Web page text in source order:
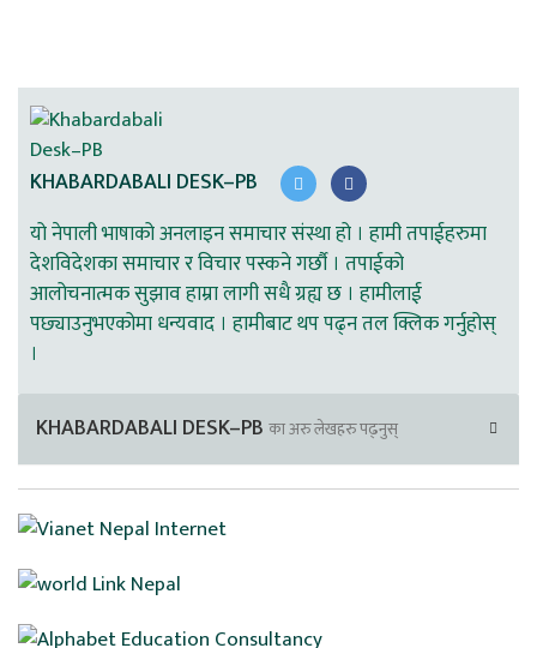
KHABARDABALI DESK–PB
यो नेपाली भाषाको अनलाइन समाचार संस्था हो । हामी तपाईहरुमा
देशविदेशका समाचार र विचार पस्कने गर्छौ । तपाईको
आलोचनात्मक सुझाव हाम्रा लागी सधै ग्रह्य छ । हामीलाई
पछ्याउनुभएकोमा धन्यवाद । हामीबाट थप पढ्न तल क्लिक गर्नुहोस्
।
KHABARDABALI DESK–PB का अरु लेखहरु पढ्नुस्